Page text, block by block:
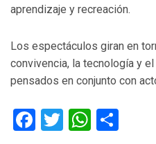
aprendizaje y recreación.
Los espectáculos giran en
convivencia, la tecnología y
pensados en conjunto con
Facebook
Twitter